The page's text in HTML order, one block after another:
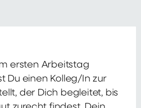
ersten Arbeitstag
Du einen Kolleg/In zur
der Dich begleitet, bis